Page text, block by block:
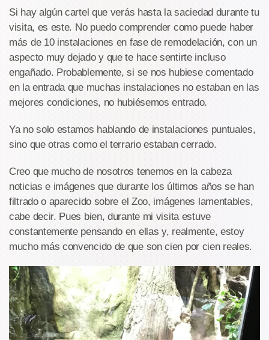
Si hay algún cartel que verás hasta la saciedad durante tu
visita, es este. No puedo comprender como puede haber
más de 10 instalaciones en fase de remodelación, con un
aspecto muy dejado y que te hace sentirte incluso
engañado. Probablemente, si se nos hubiese comentado
en la entrada que muchas instalaciones no estaban en las
mejores condiciones, no hubiésemos entrado.
Ya no solo estamos hablando de instalaciones puntuales,
sino que otras como el terrario estaban cerrado.
Creo que mucho de nosotros tenemos en la cabeza
noticias e imágenes que durante los últimos años se han
filtrado o aparecido sobre el Zoo, imágenes lamentables,
cabe decir. Pues bien, durante mi visita estuve
constantemente pensando en ellas y, realmente, estoy
mucho más convencido de que son cien por cien reales.